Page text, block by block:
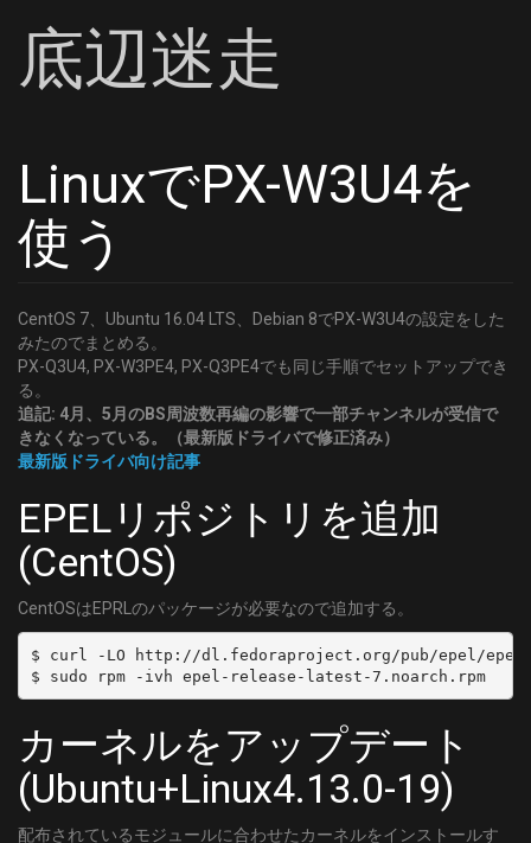
底辺迷走
LinuxでPX-W3U4を
使う
CentOS 7、Ubuntu 16.04 LTS、Debian 8でPX-W3U4の設定をした
みたのでまとめる。
PX-Q3U4, PX-W3PE4, PX-Q3PE4でも同じ手順でセットアップでき
る。
追記: 4月、5月のBS周波数再編の影響で一部チャンネルが受信で
きなくなっている。（最新版ドライバで修正済み）
最新版ドライバ向け記事
EPELリポジトリを追加
(CentOS)
CentOSはEPRLのパッケージが必要なので追加する。
$ curl -LO http://dl.fedoraproject.org/pub/epel/epel-
$ sudo rpm -ivh epel-release-latest-7.noarch.rpm
カーネルをアップデート
(Ubuntu+Linux4.13.0-19)
配布されているモジュールに合わせたカーネルをインストールす